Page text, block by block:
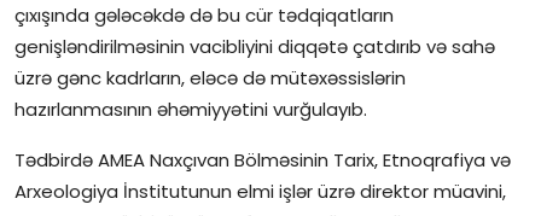
çıxışında gələcəkdə də bu cür tədqiqatların
genişləndirilməsinin vacibliyini diqqətə çatdırıb və sahə
üzrə gənc kadrların, eləcə də mütəxəssislərin
hazırlanmasının əhəmiyyətini vurğulayıb.
Tədbirdə AMEA Naxçıvan Bölməsinin Tarix, Etnoqrafiya və
Arxeologiya İnstitutunun elmi işlər üzrə direktor müavini,